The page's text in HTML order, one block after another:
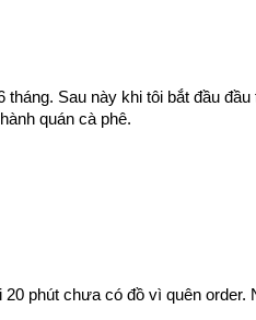
Sau này khi tôi bắt đầu
quán cà phê.
phút chưa có đồ vì quên order.